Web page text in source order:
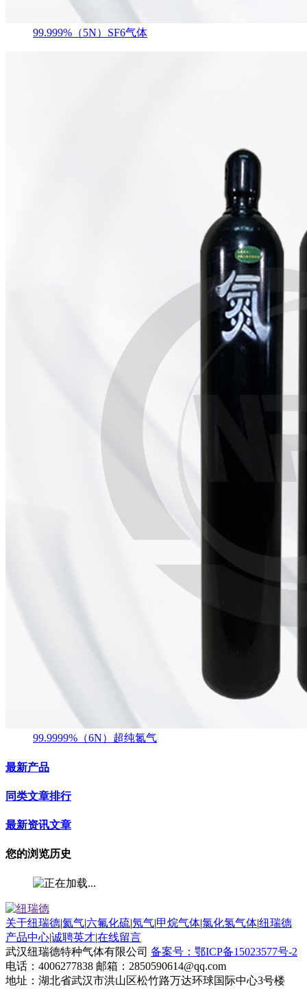
99.999%（5N）SF6气体
99.9999%（6N）超纯氮气
最新产品
同类文章排行
最新资讯文章
您的浏览历史
关于纽瑞德|氦气|六氟化硫|氖气|甲烷气体|氯化氢气体|纽瑞德
产品中心|诚聘英才|在线留言
武汉纽瑞德特种气体有限公司 备案号：鄂ICP备15023577号-2
电话：4006277838 邮箱：2850590614@qq.com
地址：湖北省武汉市洪山区松竹路万达环球国际中心3号楼